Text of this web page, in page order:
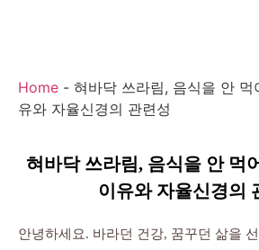
Home - 혀바닥 쓰라림, 음식을 안 먹
유와 자율신경의 관련성
혀바닥 쓰라림, 음식을 안 먹
이유와 자율신경의
안녕하세요. 바라던 건강, 꿈꾸던 삶을